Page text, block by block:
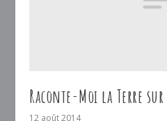
Raconte-Moi la Terre
12 août 2014